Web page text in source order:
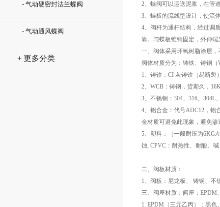
- 气动硬密封法兰蝶阀
- 气动通风蝶阀
+ 更多分类
2、蝶阀可以运送泥浆，在管
3、蝶板的流线型设计，使流
4、阀杆为通杆结构，经过调
靠。与蝶板锥销固定，外伸
一、阀体采用环氧树脂涂层，
阀体材质分为：铸铁、铸钢
1、铸铁：CI 灰铸铁（易断裂
2、WCB：铸钢，货期久，
3、不锈钢：304、316、304L
4、铝合金：代号ADC12，铝
金材质可避免此现象，避免渗
5、塑料：（一般耐压为6KG
蚀, CPVC：耐热性、耐酸、
二、阀板材质：
1、阀板：尼龙板、 铸钢、不
三、阀座材质：阀座：EPDM
1. EPDM（三元乙丙）：黑